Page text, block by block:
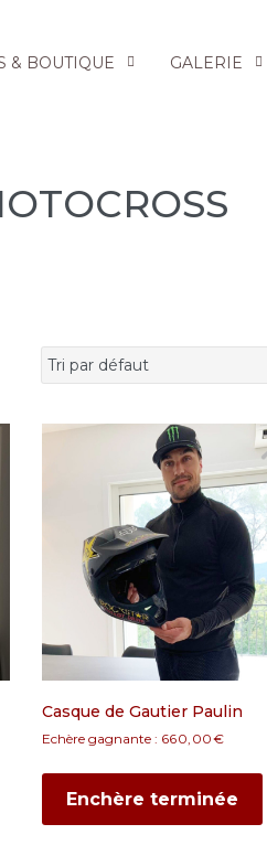
& BOUTIQUE GALERIE
Casque de Gautier Paulin
Echère gagnante : 660,00€
Enchère terminée